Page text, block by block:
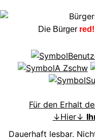
Die Bürger red!
Für den Erhalt
↓Hier↓
Dauerhaft lesbar.